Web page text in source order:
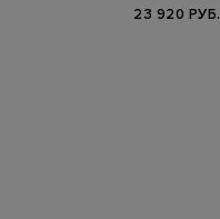
23 920 РУБ.